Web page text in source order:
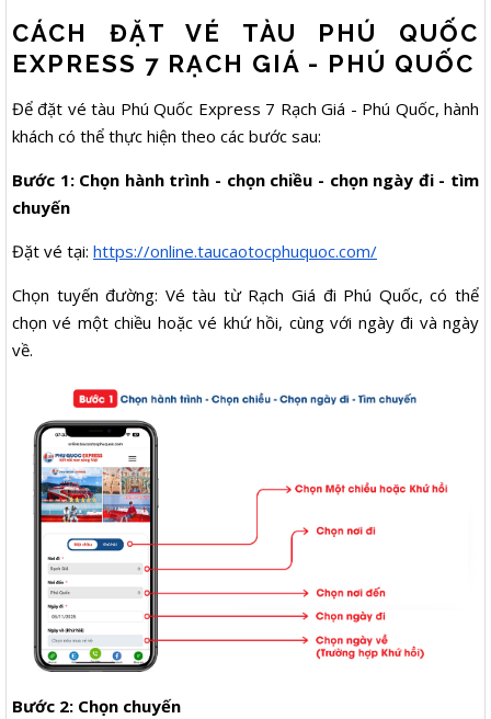
CÁCH ĐẶT VÉ TÀU PHÚ QUỐC
EXPRESS 7 RẠCH GIÁ - PHÚ QUỐC
Để đặt vé tàu Phú Quốc Express 7 Rạch Giá - Phú Quốc, hành
khách có thể thực hiện theo các bước sau:
Bước 1: Chọn hành trình - chọn chiều - chọn ngày đi - tìm
chuyến
Đặt vé tại: https://online.taucaotocphuquoc.com/
Chọn tuyến đường: Vé tàu từ Rạch Giá đi Phú Quốc, có thể
chọn vé một chiều hoặc vé khứ hồi, cùng với ngày đi và ngày
về.
Bước 2: Chọn chuyến